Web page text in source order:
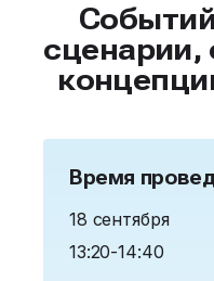
Время
18 сентября
13:20-14:40